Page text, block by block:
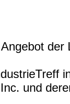
und